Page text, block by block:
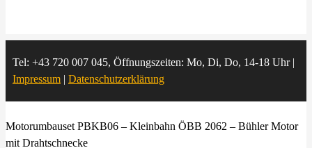
Tel: +43 720 007 045, Öffnungszeiten: Mo, Di, Do, 14-18 Uhr |
Impressum | Datenschutzerklärung
Motorumbauset PBKB06 – Kleinbahn ÖBB 2062 – Bühler Motor
mit Drahtschnecke